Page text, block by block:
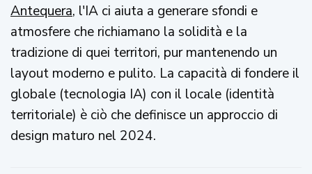
Antequera, l'IA ci aiuta a generare sfondi e
atmosfere che richiamano la solidità e la
tradizione di quei territori, pur mantenendo un
layout moderno e pulito. La capacità di fondere il
globale (tecnologia IA) con il locale (identità
territoriale) è ciò che definisce un approccio di
design maturo nel 2024.